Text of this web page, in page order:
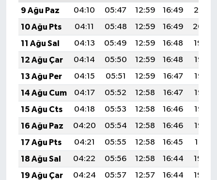
9 Ağu Paz
04:10 05:47 12:59 16:49
20:01
10 Ağu Pts
04:11 05:48 12:59 16:49
20:00
11 Ağu Sal
04:13 05:49 12:59 16:48
19:59
12 Ağu Çar
04:14 05:50 12:59 16:48
19:57
13 Ağu Per
04:15 05:51 12:59 16:47
19:56
14 Ağu Cum
04:17 05:52 12:58 16:47
19:55
15 Ağu Cts
04:18 05:53 12:58 16:46
19:53
16 Ağu Paz
04:20 05:54 12:58 16:46
19:52
17 Ağu Pts
04:21 05:55 12:58 16:45
19:51
18 Ağu Sal
04:22 05:56 12:58 16:44
19:49
19 Ağu Çar
04:24 05:57 12:57 16:44
19:48